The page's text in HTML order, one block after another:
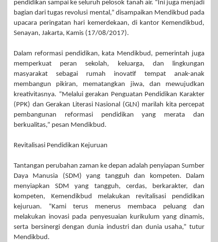
pendidikan sampai ke seluruh pelosok tanah air. “Ini juga menjadi
bagian dari tugas revolusi mental,” disampaikan Mendikbud pada
upacara peringatan hari kemerdekaan, di kantor Kemendikbud,
Senayan, Jakarta, Kamis (17/08/2017).
Dalam reformasi pendidikan, kata Mendikbud, pemerintah juga
memperkuat peran sekolah, keluarga, dan lingkungan
masyarakat sebagai rumah inovatif tempat anak-anak
membangun pikiran, mematangkan jiwa, dan mewujudkan
kreativitasnya. “Melalui gerakan Penguatan Pendidikan Karakter
(PPK) dan Gerakan Literasi Nasional (GLN) marilah kita percepat
pembangunan reformasi pendidikan yang merata dan
berkualitas,” pesan Mendikbud.
Revitalisasi Pendidikan Kejuruan
Tantangan perubahan zaman ke depan adalah penyiapan Sumber
Daya Manusia (SDM) yang tangguh dan kompeten. Dalam
menyiapkan SDM yang tangguh, cerdas, berkarakter, dan
kompeten, Kemendikbud melakukan revitalisasi pendidikan
kejuruan. “Kami terus menerus membaca peluang dan
melakukan inovasi pada penyesuaian kurikulum yang dinamis,
serta bersinergi dengan dunia industri dan dunia usaha,” tutur
Mendikbud.